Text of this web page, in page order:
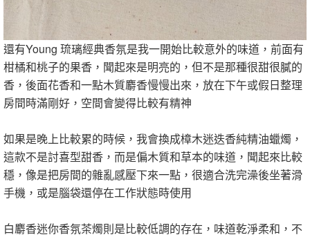
還有Young 琉璃經典香氛是我一開始比較意外的味道，前面有
柑橘和桃子的果香，聞起來是明亮的，但不是那種很甜很膩的
香，後面花香和一點木質麝香慢慢出來，放在下午或假日整理
房間時滿剛好，空間會變得比較有精神
如果是晚上比較累的時候，我會換成樟木迷迭香純精油蠟燭，
這款不是討喜型甜香，而是偏木質和草本的味道，聞起來比較
穩，像是把房間的雜亂感壓下來一點，很適合洗完澡後坐著滑
手機，或是腦袋還停在工作狀態時使用
白麝香迷你香氛茶燭則是比較低調的存在，味道乾淨柔和，不